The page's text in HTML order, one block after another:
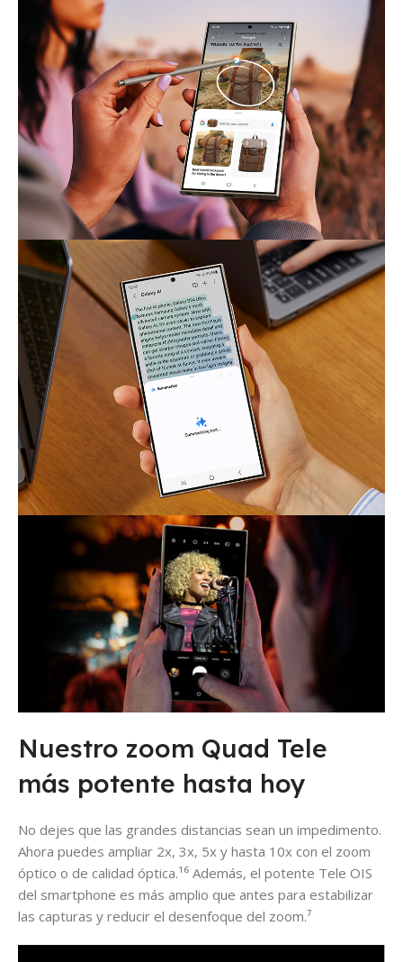
Nuestro zoom Quad Tele
más potente hasta hoy
No dejes que las grandes distancias sean un impedimento.
Ahora puedes ampliar 2x, 3x, 5x y hasta 10x con el zoom
óptico o de calidad óptica.¹⁶ Además, el potente Tele OIS
del smartphone es más amplio que antes para estabilizar
las capturas y reducir el desenfoque del zoom.⁷